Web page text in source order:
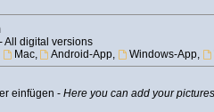
All digital versions
Mac, Android-App, Windows-App,
einfügen - Here you can add your pictures